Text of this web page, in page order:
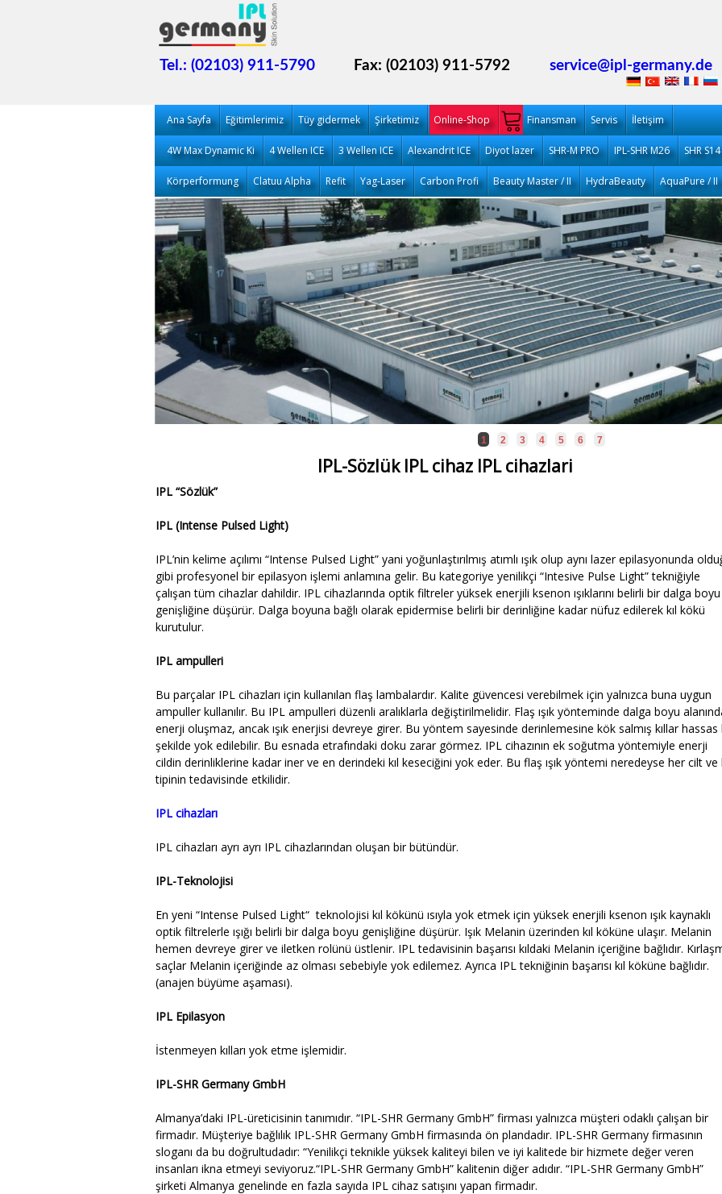
Tel.: (02103) 911-5790 Fax: (02103) 911-5792 service@ipl-germany.de
Ana Sayfa Eğitimlerimiz Tüy gidermek Şirketimiz Online-Shop Finansman Servis İletişim
4W Max Dynamic Ki 4 Wellen ICE 3 Wellen ICE Alexandrit ICE Diyot lazer SHR-M PRO IPL-SHR M26 SHR S14
Körperformung Clatuu Alpha Refit Yag-Laser Carbon Profi Beauty Master / II HydraBeauty AquaPure / II
1 2 3 4 5 6 7
IPL-Sözlük IPL cihaz IPL cihazlari
IPL “Sözlük”
IPL (Intense Pulsed Light)
IPL’nin kelime açılımı “Intense Pulsed Light” yani yoğunlaştırılmış atımlı ışık olup aynı lazer epilasyonunda
gibi profesyonel bir epilasyon işlemi anlamına gelir. Bu kategoriye yenilikçi “Intesive Pulse Light” tekniğiyle
çalışan tüm cihazlar dahildir. IPL cihazlarında optik filtreler yüksek enerjili ksenon ışıklarını belirli bir dalga boyu
genişliğine düşürür. Dalga boyuna bağlı olarak epidermise belirli bir derinliğine kadar nüfuz edilerek kıl kökü
kurutulur.
IPL ampulleri
Bu parçalar IPL cihazları için kullanılan flaş lambalardır. Kalite güvencesi verebilmek için yalnızca buna uygun
ampuller kullanılır. Bu IPL ampulleri düzenli aralıklarla değiştirilmelidir. Flaş ışık yönteminde dalga boyu
enerji oluşmaz, ancak ışık enerjisi devreye girer. Bu yöntem sayesinde derinlemesine kök salmış kıllar hassas
şekilde yok edilebilir. Bu esnada etrafındaki doku zarar görmez. IPL cihazının ek soğutma yöntemiyle enerji
cildin derinliklerine kadar iner ve en derindeki kıl keseciğini yok eder. Bu flaş ışık yöntemi neredeyse her cilt ve
tipinin tedavisinde etkilidir.
IPL cihazları
IPL cihazları ayrı ayrı IPL cihazlarından oluşan bir bütündür.
IPL-Teknolojisi
En yeni “Intense Pulsed Light“ teknolojisi kıl kökünü ısıyla yok etmek için yüksek enerjili ksenon ışık kaynaklı
optik filtrelerle ışığı belirli bir dalga boyu genişliğine düşürür. Işık Melanin üzerinden kıl köküne ulaşır. Melanin
hemen devreye girer ve iletken rolünü üstlenir. IPL tedavisinin başarısı kıldaki Melanin içeriğine bağlıdır.
saçlar Melanin içeriğinde az olması sebebiyle yok edilemez. Ayrıca IPL tekniğinin başarısı kıl köküne bağlıdır.
(anajen büyüme aşaması).
IPL Epilasyon
İstenmeyen kılları yok etme işlemidir.
IPL-SHR Germany GmbH
Almanya’daki IPL-üreticisinin tanımıdır. “IPL-SHR Germany GmbH” firması yalnızca müşteri odaklı çalışan bir
firmadır. Müşteriye bağlılık IPL-SHR Germany GmbH firmasında ön plandadır. IPL-SHR Germany firmasının
sloganı da bu doğrultudadır: “Yenilikçi teknikle yüksek kaliteyi bilen ve iyi kalitede bir hizmete değer veren
insanları ikna etmeyi seviyoruz.“IPL-SHR Germany GmbH” kalitenin diğer adıdır. “IPL-SHR Germany GmbH”
şirketi Almanya genelinde en fazla sayıda IPL cihaz satışını yapan firmadır.